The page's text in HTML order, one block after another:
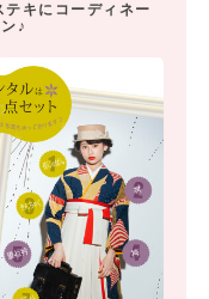
キにコーディネー
♪